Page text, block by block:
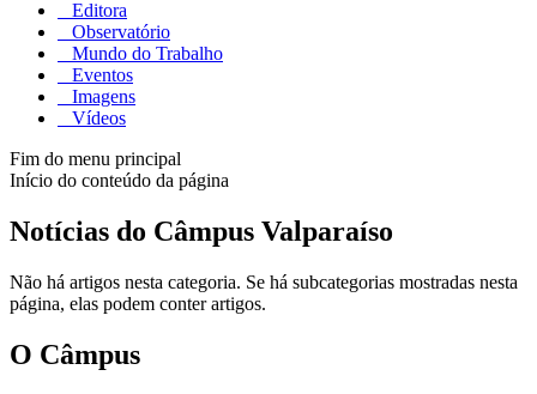
Editora
Observatório
Mundo do Trabalho
Eventos
Imagens
Vídeos
Fim do menu principal
Início do conteúdo da página
Notícias do Câmpus Valparaíso
Não há artigos nesta categoria. Se há subcategorias mostradas nesta
página, elas podem conter artigos.
O Câmpus